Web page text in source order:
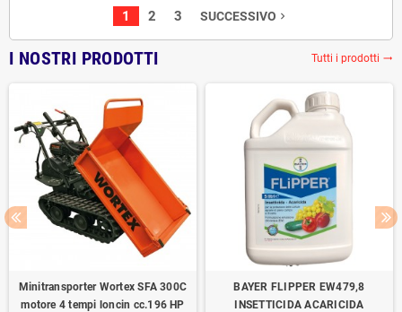
1
2 3 SUCCESSIVO navigate_next
I NOSTRI PRODOTTI Tutti i prodotti trending_flat
Minitransporter Wortex SFA 300C
motore 4 tempi loncin cc.196 HP
BAYER FLIPPER EW479,8
INSETTICIDA ACARICIDA